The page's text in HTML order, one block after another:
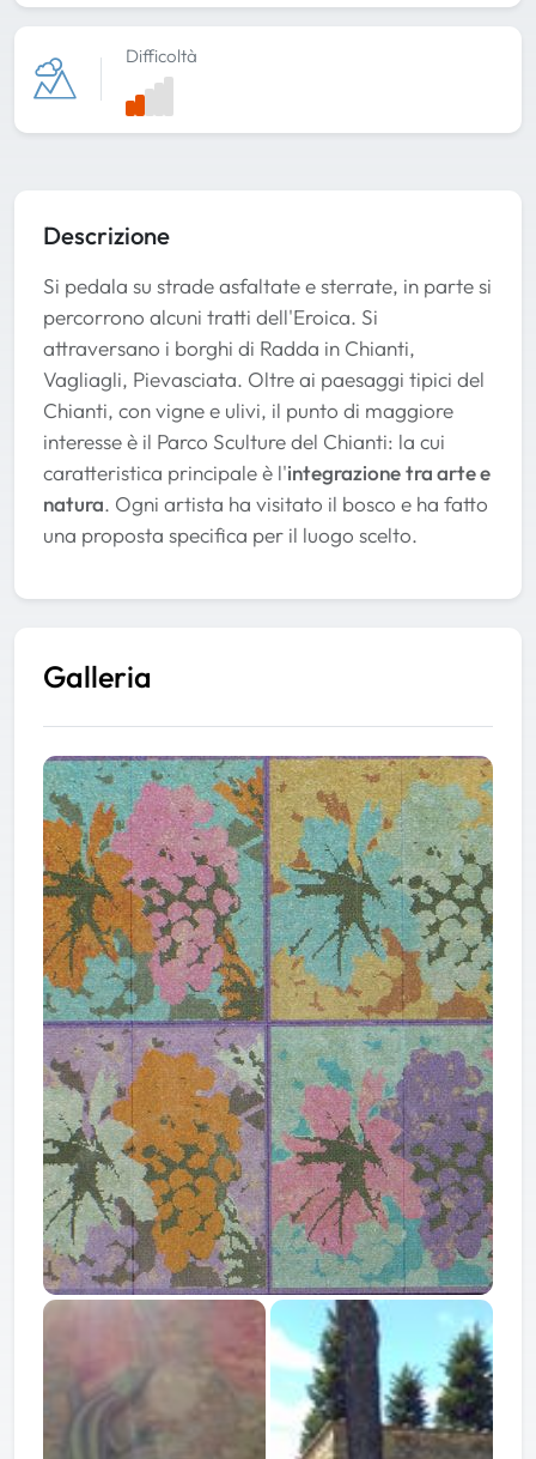
Difficoltà
Descrizione
Si pedala su strade asfaltate e sterrate, in parte si
percorrono alcuni tratti dell'Eroica. Si
attraversano i borghi di Radda in Chianti,
Vagliagli, Pievasciata. Oltre ai paesaggi tipici del
Chianti, con vigne e ulivi, il punto di maggiore
interesse è il Parco Sculture del Chianti: la cui
caratteristica principale è l'integrazionetra arte e
natura. Ogni artista ha visitato il bosco e ha fatto
una proposta specifica per il luogo scelto.
Galleria